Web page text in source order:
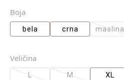
Boja
bela crna maslina
Veličina
L M XL